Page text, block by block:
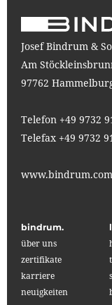
Josef Bindrum &
Am
97762
Telefon +49 9732
Telefax +49 9732
bindrum.
über uns
zertifikate
karriere
neuigkeiten